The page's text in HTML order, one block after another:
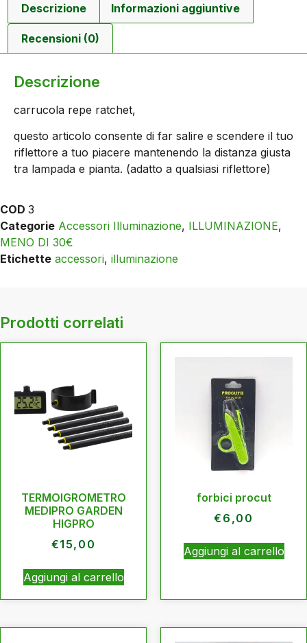
Descrizione Informazioni aggiuntive
Recensioni (0)
Descrizione
carrucola repe ratchet,
questo articolo consente di far salire e scendere il tuo
riflettore a tuo piacere mantenendo la distanza giusta
tra lampada e pianta. (adatto a qualsiasi riflettore)
COD 3
Categorie Accessori Illuminazione, ILLUMINAZIONE,
MENO DI 30€
Etichette accessori, illuminazione
Prodotti correlati
TERMOIGROMETRO
MEDIPRO GARDEN
HIGPRO
€15,00
Aggiungi al carrello
forbici procut
€ 6,00
Aggiungi al carrello